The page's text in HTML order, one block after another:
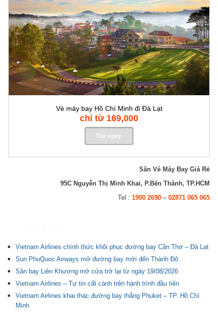
Vé máy bay Hồ Chí Minh đi Đà Lạt
chỉ từ 169,000
Săn Vé Máy Bay Giá Rẻ
95C Nguyễn Thị Minh Khai, P.Bến Thành, TP.HCM
Tel : 1900 2690– 02871 065 065
Vietnam Airlines chính thức khôi phục đường bay Cần Thơ – Đà Lạt
Sun PhuQuoc Airways mở đường bay mới đến Thành Đô
Sân bay Liên Khương mở cửa trở lại từ ngày 19/08/2026
Vietnam Airlines – Tự tin cất cánh trên hành trình đầu tiên
Vietnam Airlines khai thác đường bay thẳng Phuket – TP. Hồ Chí
Minh